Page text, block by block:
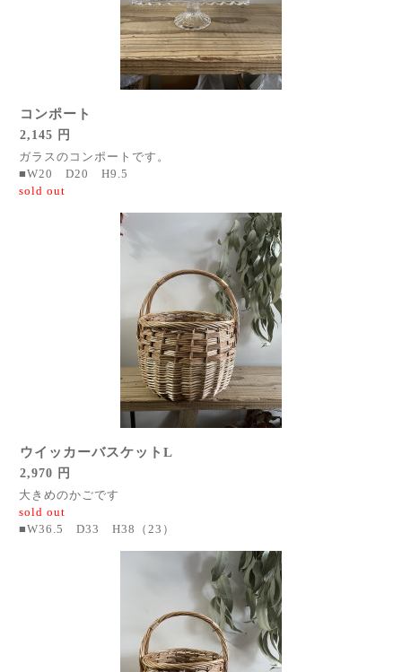
コンポート
2,145 円
ガラスのコンポートです。
■W20 D20 H9.5
sold out
ウイッカーバスケットL
2,970 円
大きめのかごです
sold out
■W36.5 D33 H38（23）